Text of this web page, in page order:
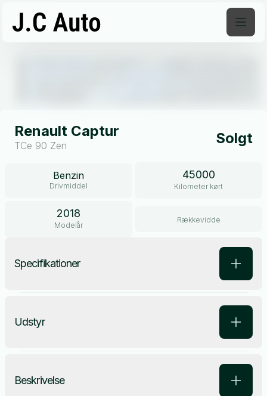
Renault Captur
TCe 90 Zen Solgt
Benzin
Drivmiddel
45000
Kilometer kørt
2018
Modelår
Rækkevidde
Specifikationer
Udstyr
Beskrivelse